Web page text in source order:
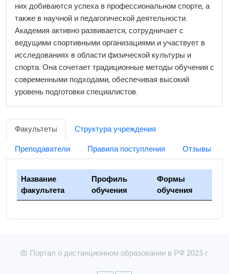
них добиваются успеха в профессиональном спорте, а
также в научной и педагогической деятельности.
Академия активно развивается, сотрудничает с
ведущими спортивными организациями и участвует в
исследованиях в области физической культуры и
спорта. Она сочетает традиционные методы обучения с
современными подходами, обеспечивая высокий
уровень подготовки специалистов.
Факультеты
Структура учреждения
Преподаватели
Правила поступления Отзывы
Название
факультета
Профиль
обучения
Формы
обучения
Портал о дистанционном образовании в РФ 2025 г.